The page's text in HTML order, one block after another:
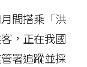
間搭乘「洪
，正在我國
署追蹤並採